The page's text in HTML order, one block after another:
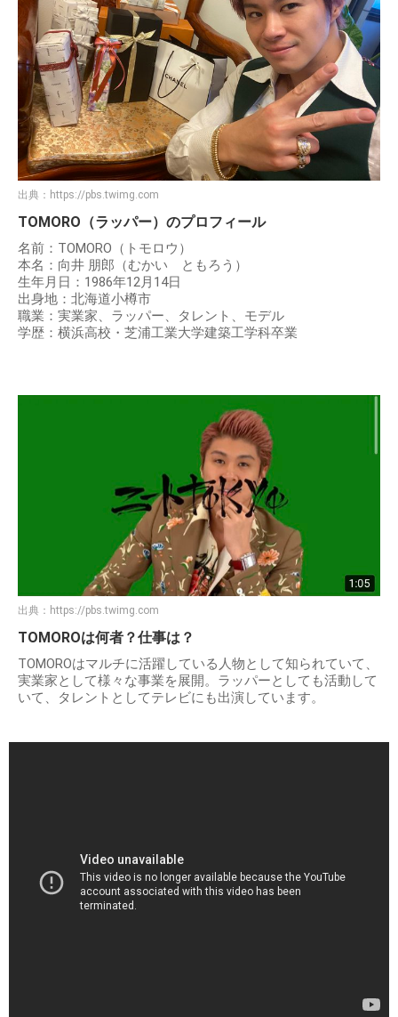
出典： https://pbs.twimg.com
TOMORO（ラッパー）のプロフィール
名前：TOMORO（トモロウ）
本名：向井 朋郎（むかい ともろう）
生年月日：1986年12月14日
出身地：北海道小樽市
職業：実業家、ラッパー、タレント、モデル
学歴：横浜高校・芝浦工業大学建築工学科卒業
出典： https://pbs.twimg.com
TOMOROは何者？仕事は？
TOMOROはマルチに活躍している人物として知られていて、
実業家として様々な事業を展開。ラッパーとしても活動して
いて、タレントとしてテレビにも出演しています。